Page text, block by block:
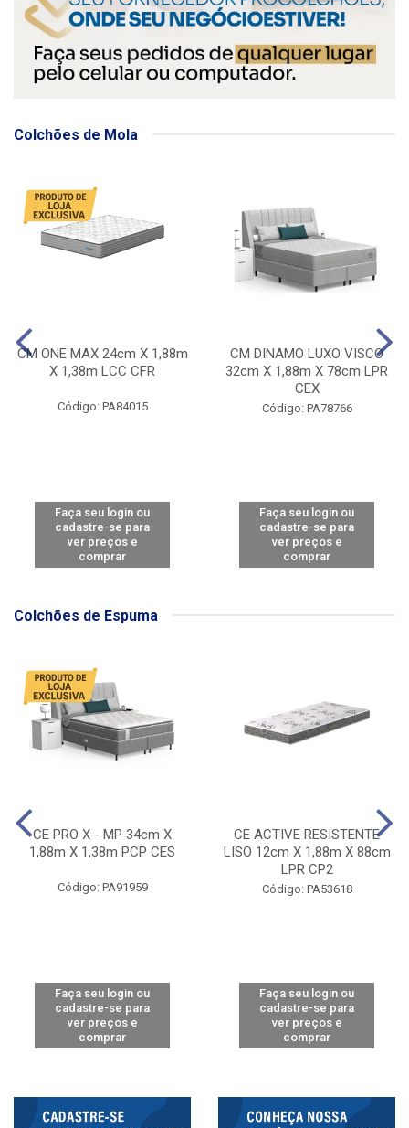
Colchões de Mola
CM ONE MAX 24cm X 1,88m
X 1,38m LCC CFR
Código: PA84015
Faça seu login ou
cadastre-se para
ver preços e
comprar
CM DINAMO LUXO VISCO
32cm X 1,88m X 78cm LPR
CEX
Código: PA78766
Faça seu login ou
cadastre-se para
ver preços e
comprar
Colchões de Espuma
CE PRO X - MP 34cm X
1,88m X 1,38m PCP CES
Código: PA91959
Faça seu login ou
cadastre-se para
ver preços e
comprar
CE ACTIVE RESISTENTE
LISO 12cm X 1,88m X 88cm
LPR CP2
Código: PA53618
Faça seu login ou
cadastre-se para
ver preços e
comprar